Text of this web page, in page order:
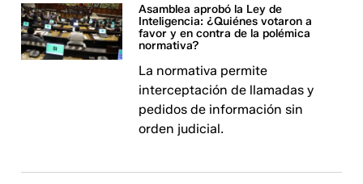
Asamblea aprobó la Ley de
Inteligencia: ¿Quiénes votaron a
favor y en contra de la polémica
normativa?
La normativa permite
interceptación de llamadas y
pedidos de información sin
orden judicial.